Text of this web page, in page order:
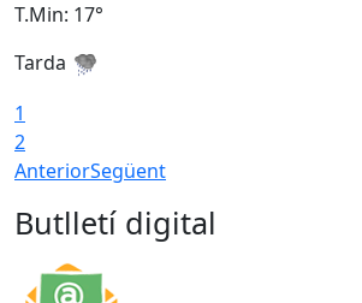
T.Min: 17°
Tarda
1
2
AnteriorSegüent
Butlletí digital